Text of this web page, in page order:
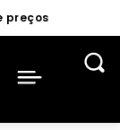
preços